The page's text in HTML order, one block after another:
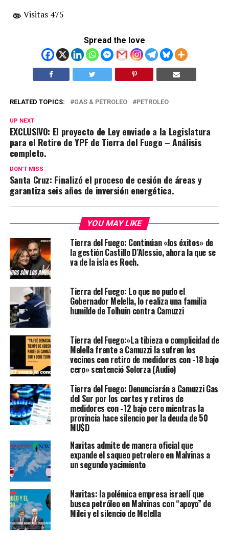
Visitas 475
Spread the love
RELATED TOPICS: GAS & PETROLEO PETROLEO
UP NEXT
EXCLUSIVO: El proyecto de Ley enviado a la Legislatura
para el Retiro de YPF de Tierra del Fuego – Análisis
completo.
DON'T MISS
Santa Cruz: Finalizó el proceso de cesión de áreas y
garantiza seis años de inversión energética.
YOU MAY LIKE
Tierra del Fuego: Continúan «los éxitos» de
la gestión Castillo D’Alessio, ahora la que se
va de la isla es Roch.
Tierra del Fuego: Lo que no pudo el
Gobernador Melella, lo realiza una familia
humilde de Tolhuin contra Camuzzi
Tierra del Fuego:»La tibieza o complicidad de
Melella frente a Camuzzi la sufren los
vecinos con retiro de medidores con -18 bajo
cero» sentenció Solorza (Audio)
Tierra del Fuego: Denunciarán a Camuzzi Gas
del Sur por los cortes y retiros de
medidores con -12 bajo cero mientras la
provincia hace silencio por la deuda de 50
MU$D
Navitas admite de manera oficial que
expande el saqueo petrolero en Malvinas a
un segundo yacimiento
Navitas: la polémica empresa israelí que
busca petróleo en Malvinas con “apoyo” de
Milei y el silencio de Melella